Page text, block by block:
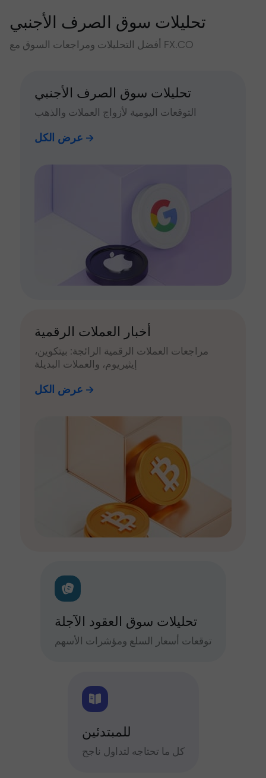
تحليلات سوق الصرف الأجنبي
أفضل التحليلات ومراجعات السوق مع FX.CO
تحليلات سوق الصرف الأجنبي
التوقعات اليومية لأزواج العملات والذهب
عرض الكل
أخبار العملات الرقمية
مراجعات العملات الرقمية الرائجة: بيتكوين،
إيثيريوم، والعملات البديلة
عرض الكل
تحليلات سوق العقود الآجلة
توقعات أسعار السلع ومؤشرات الأسهم
للمبتدئين
كل ما تحتاجه لتداول ناجح